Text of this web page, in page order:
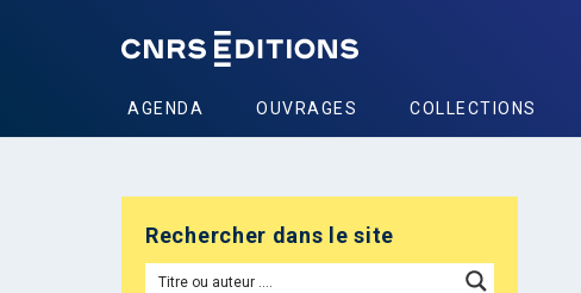
AGENDA OUVRAGES COLLECTIONS
Rechercher dans le site